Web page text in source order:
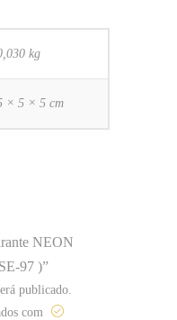
kg
× 5 × 5 cm
NEON
97 )”
publicado.
com